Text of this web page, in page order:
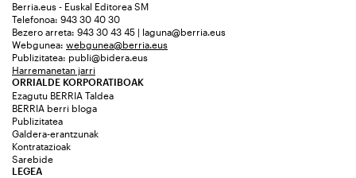
Berria.eus - Euskal Editorea SM
Telefonoa: 943 30 40 30
Bezero arreta: 943 30 43 45 | laguna@berria.eus
Webgunea: webgunea@berria.eus
Publizitatea: publi@bidera.eus
Harremanetan jarri
ORRIALDE KORPORATIBOAK
Ezagutu BERRIA Taldea
BERRIA berri bloga
Publizitatea
Galdera-erantzunak
Kontratazioak
Sarebide
LEGEA